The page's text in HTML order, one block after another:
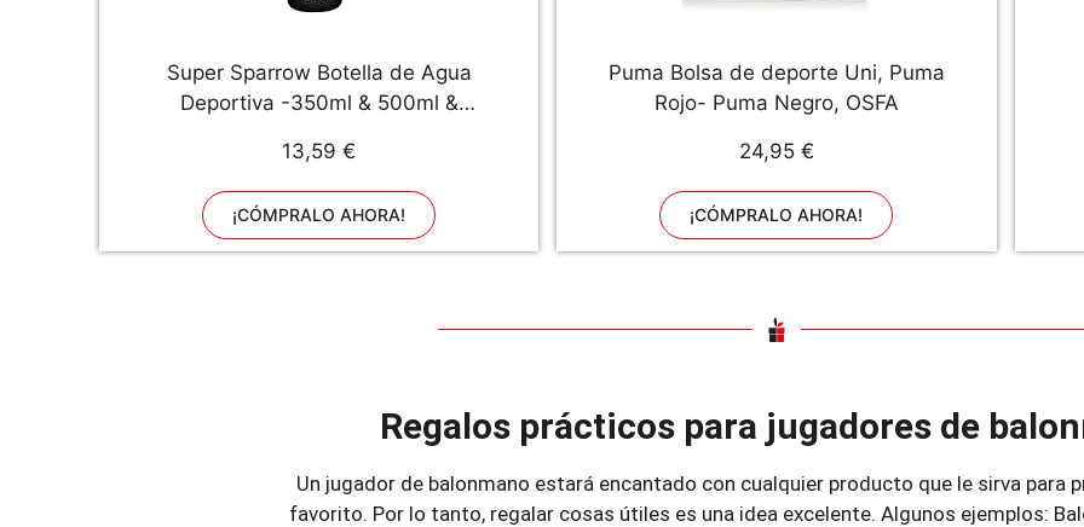
Super Sparrow Botella de Agua
Deportiva -350ml & 500ml &
13,59 €
¡CÓMPRALO AHORA!
Puma Bolsa de deporte Uni, Puma
Rojo- Puma Negro, OSFA
24,95 €
¡CÓMPRALO AHORA!
Regalos prácticos para jugadores de
Un jugador de balonmano estará encantado con cualquier producto que le sirva para
favorito. Por lo tanto, regalar cosas útiles es una idea excelente. Algunos ejemplos: